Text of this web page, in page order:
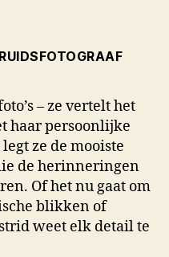
– ze vertelt het
haar persoonlijke
ze de mooiste
de herinneringen
Of het nu gaat om
blikken of
weet elk detail te